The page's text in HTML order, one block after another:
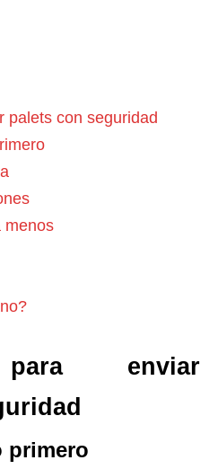
palets con seguridad
menos
enviar
primero